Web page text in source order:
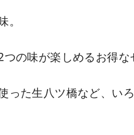
の味が楽しめるお得な
った生八ツ橋など、い